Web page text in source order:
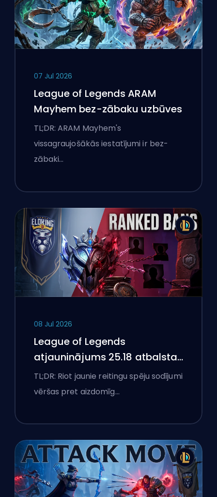
07 Jul 2026
League of Legends ARAM
Mayhem bez-zābaku uzbūves
TL;DR: ARAM Mayhem's
vissagraujošākās iestatījumi ir bez-
zābaki…
08 Jul 2026
League of Legends
atjauninājums 25.18 atbalsta
aizliegumus un boostēšanas
karogus
TL;DR: Riot jaunie reitingu spēju sodījumi
vēršas pret aizdomīg…